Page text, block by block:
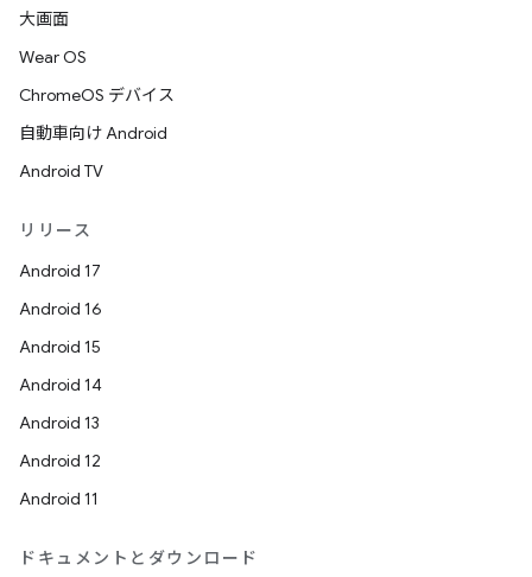
大画面
Wear OS
ChromeOS デバイス
自動車向け Android
Android TV
リリース
Android 17
Android 16
Android 15
Android 14
Android 13
Android 12
Android 11
ドキュメントとダウンロード